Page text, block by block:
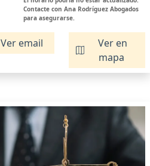
Contacte con Ana Rodríguez Abogados
para asegurarse.
Ver email
Ver en
mapa